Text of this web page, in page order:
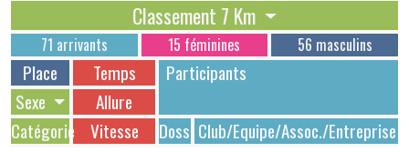
Classement 7 Km
71 arrivants 15 féminines 56 masculins
Place Temps
Dossards
Participants
Allure
Vitesse
Sexe
Catégorie
Club/Equipe/Assoc./Entreprise